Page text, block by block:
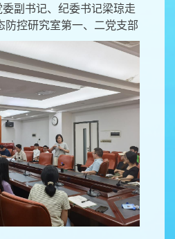
委副书记、纪委书记梁琼走
防控研究室第一、二党支部